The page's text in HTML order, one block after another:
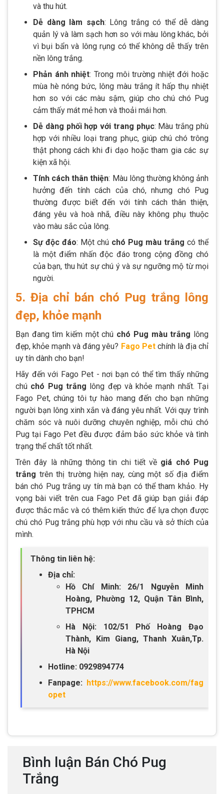
và thu hút.
Dễ dàng làm sạch: Lông trắng có thể dễ dàng
quản lý và làm sạch hơn so với màu lông khác, bởi
vì bụi bẩn và lông rụng có thể không dễ thấy trên
nền lông trắng.
Phản ánh nhiệt: Trong môi trường nhiệt đới hoặc
mùa hè nóng bức, lông màu trắng ít hấp thụ nhiệt
hơn so với các màu sậm, giúp cho chú chó Pug
cảm thấy mát mẻ hơn và thoải mái hơn.
Dễ dàng phối hợp với trang phục: Màu trắng phù
hợp với nhiều loại trang phục, giúp chú chó trông
thật phong cách khi đi dạo hoặc tham gia các sự
kiện xã hội.
Tính cách thân thiện: Màu lông thường không ảnh
hưởng đến tính cách của chó, nhưng chó Pug
thường được biết đến với tính cách thân thiện,
đáng yêu và hoà nhã, điều này không phụ thuộc
vào màu sắc của lông.
Sự độc đáo: Một chú chó Pug màu trắng có thể
là một điểm nhấn độc đáo trong cộng đồng chó
của bạn, thu hút sự chú ý và sự ngưỡng mộ từ mọi
người.
5. Địa chỉ bán chó Pug trắng lông
đẹp, khỏe mạnh
Bạn đang tìm kiếm một chú chó Pug màu trắng lông
đẹp, khỏe mạnh và đáng yêu? Fago Petchính là địa chỉ
uy tín dành cho bạn!
Hãy đến với Fago Pet - nơi bạn có thể tìm thấy những
chú chó Pug trắng lông đẹp và khỏe mạnh nhất. Tại
Fago Pet, chúng tôi tự hào mang đến cho bạn những
người bạn lông xinh xắn và đáng yêu nhất. Với quy trình
chăm sóc và nuôi dưỡng chuyên nghiệp, mỗi chú chó
Pug tại Fago Pet đều được đảm bảo sức khỏe và tình
trạng thể chất tốt nhất.
Trên đây là những thông tin chi tiết về giá chó Pug
trắng trên thị trường hiện nay, cùng một số địa điểm
bán chó Pug trắng uy tín mà bạn có thể tham khảo. Hy
vọng bài viết trên cua Fago Pet đã giúp bạn giải đáp
được thắc mắc và có thêm kiến thức để lựa chọn được
chú chó Pug trắng phù hợp với nhu cầu và sở thích của
mình.
Thông tin liên hệ:
Địa chỉ:
Hồ Chí Minh: 26/1 Nguyễn Minh
Hoàng, Phường 12, Quận Tân Bình,
TPHCM
Hà Nội: 102/51 Phố Hoàng Đạo
Thành, Kim Giang, Thanh Xuân,Tp.
Hà Nội
Hotline: 0929894774
Fanpage:
https://www.facebook.com/fag
opet
Bình luận Bán Chó Pug
Trắng